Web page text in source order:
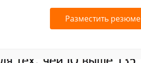
Разместить резюме